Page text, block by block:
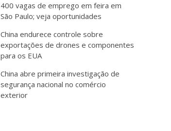
400 vagas de emprego em feira em
São Paulo; veja oportunidades
China endurece controle sobre
exportações de drones e componentes
para os EUA
China abre primeira investigação de
segurança nacional no comércio
exterior